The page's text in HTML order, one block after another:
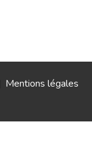
Mentions légales